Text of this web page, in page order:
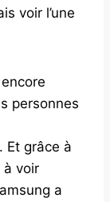
voir l’une
personnes
Et grâce à
à voir
a